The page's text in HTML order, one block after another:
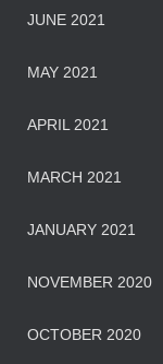
JUNE 2021
MAY 2021
APRIL 2021
MARCH 2021
JANUARY 2021
NOVEMBER 2020
OCTOBER 2020